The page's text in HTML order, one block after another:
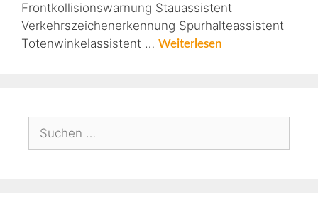
Frontkollisionswarnung Stauassistent
Verkehrszeichenerkennung Spurhalteassistent
Totenwinkelassistent … Weiterlesen